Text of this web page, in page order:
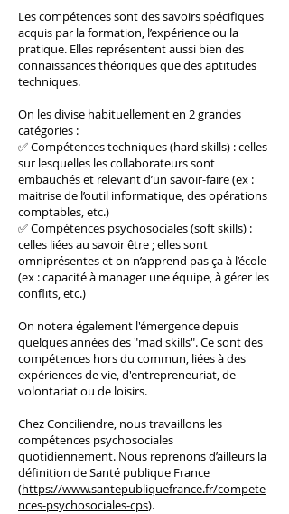
Les compétences sont des savoirs spécifiques
acquis par la formation, l’expérience ou la
pratique. Elles représentent aussi bien des
connaissances théoriques que des aptitudes
techniques.
On les divise habituellement en 2 grandes
catégories :
✅ Compétences techniques (hard skills) : celles
sur lesquelles les collaborateurs sont
embauchés et relevant d’un savoir-faire (ex :
maitrise de l’outil informatique, des opérations
comptables, etc.)
✅ Compétences psychosociales (soft skills) :
celles liées au savoir être ; elles sont
omniprésentes et on n’apprend pas ça à l’école
(ex : capacité à manager une équipe, à gérer les
conflits, etc.)
On notera également l'émergence depuis
quelques années des "mad skills". Ce sont des
compétences hors du commun, liées à des
expériences de vie, d'entrepreneuriat, de
volontariat ou de loisirs.
Chez Conciliendre, nous travaillons les
compétences psychosociales
quotidiennement. Nous reprenons d’ailleurs la
définition de Santé publique France
(https://www.santepubliquefrance.fr/compete
nces-psychosociales-cps).